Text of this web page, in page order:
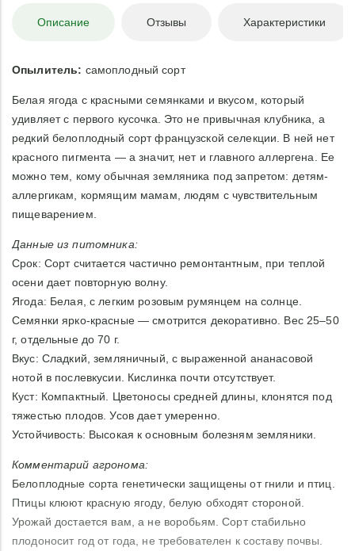
Описание Отзывы Характеристики
Опылитель: самоплодный сорт
Белая ягода с красными семянками и вкусом, который
удивляет с первого кусочка. Это не привычная клубника, а
редкий белоплодный сорт французской селекции. В ней нет
красного пигмента — а значит, нет и главного аллергена. Ее
можно тем, кому обычная земляника под запретом: детям-
аллергикам, кормящим мамам, людям с чувствительным
пищеварением.
Данные из питомника:
Срок: Сорт считается частично ремонтантным, при теплой
осени дает повторную волну.
Ягода: Белая, с легким розовым румянцем на солнце.
Семянки ярко-красные — смотрится декоративно. Вес 25–50
г, отдельные до 70 г.
Вкус: Сладкий, земляничный, с выраженной ананасовой
нотой в послевкусии. Кислинка почти отсутствует.
Куст: Компактный. Цветоносы средней длины, клонятся под
тяжестью плодов. Усов дает умеренно.
Устойчивость: Высокая к основным болезням земляники.
Комментарий агронома:
Белоплодные сорта генетически защищены от гнили и птиц.
Птицы клюют красную ягоду, белую обходят стороной.
Урожай достается вам, а не воробьям. Сорт стабильно
плодоносит год от года, не требователен к составу почвы.